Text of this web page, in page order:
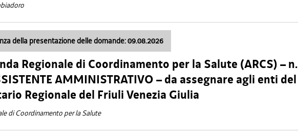
della presentazione delle domande: 09.08.2026
Regionale di Coordinamento per la Salute (ARCS) – n.
AMMINISTRATIVO – da assegnare agli enti del
Regionale del Friuli Venezia Giulia
di Coordinamento per la Salute